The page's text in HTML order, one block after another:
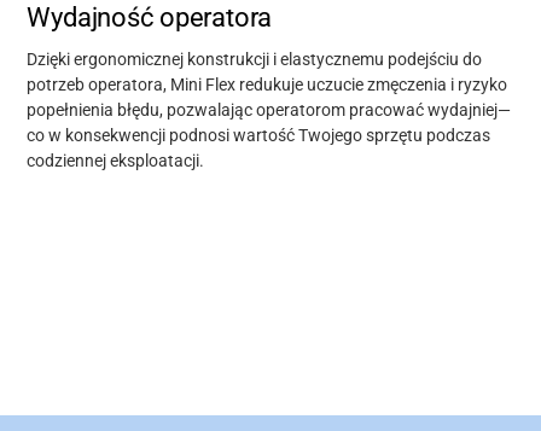
Wydajność operatora
Dzięki ergonomicznej konstrukcji i elastycznemu podejściu do
potrzeb operatora, Mini Flex redukuje uczucie zmęczenia i ryzyko
popełnienia błędu, pozwalając operatorom pracować wydajniej—
co w konsekwencji podnosiwartość Twojego sprzętu podczas
codziennej eksploatacji.